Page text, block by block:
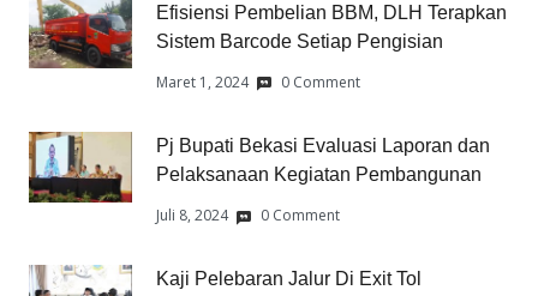
Efisiensi Pembelian BBM, DLH Terapkan
Sistem Barcode Setiap Pengisian
Maret 1, 2024 0 Comment
Pj Bupati Bekasi Evaluasi Laporan dan
Pelaksanaan Kegiatan Pembangunan
Juli 8, 2024 0 Comment
Kaji Pelebaran Jalur Di Exit Tol